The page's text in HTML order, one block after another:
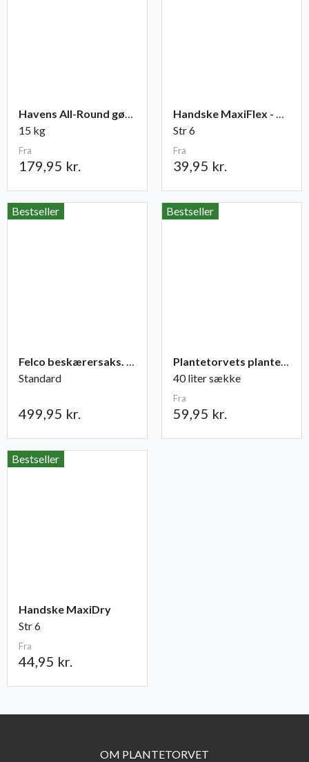
Havens All-Round gødning NPK 12-2-10
15 kg
Fra
179,95 kr.
Handske MaxiFlex - Ultimate
Str 6
Fra
39,95 kr.
Bestseller
Felco beskærersaks. nr. 2
Standard
499,95 kr.
Bestseller
Plantetorvets plantejord
40 liter sække
Fra
59,95 kr.
Bestseller
Handske MaxiDry
Str 6
Fra
44,95 kr.
OM PLANTETORVET